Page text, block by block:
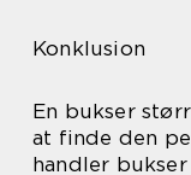
Konklusion
En bukser
at finde den
handler